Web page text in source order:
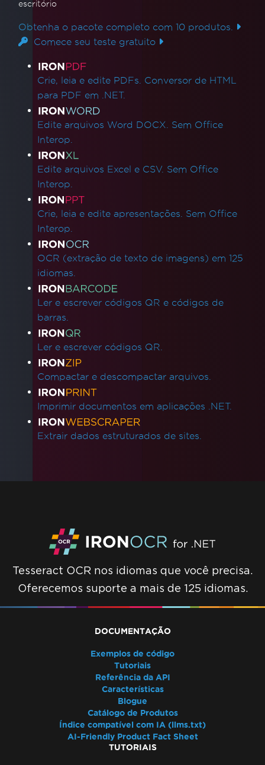
escritório
Obtenha o pacote completo com 10 produtos.
Comece seu teste gratuito
Links de produtos
Crie, leia e edite PDFs. Conversor de HTML
para PDF em .NET.
Edite arquivos Word DOCX. Sem Office
Interop.
Edite arquivos Excel e CSV. Sem Office
Interop.
Crie, leia e edite apresentações. Sem Office
Interop.
OCR (extração de texto de imagens) em 125
idiomas.
Ler e escrever códigos QR e códigos de
barras.
Ler e escrever códigos QR.
Compactar e descompactar arquivos.
Imprimir documentos em aplicações .NET.
Extrair dados estruturados de sites.
Tesseract OCR nos idiomas que você precisa.
Oferecemos suporte a mais de 125 idiomas.
DOCUMENTAÇÃO
Exemplos de código
Tutoriais
Referência da API
Características
Blogue
Catálogo de Produtos
Índice compatível com IA (llms.txt)
AI-Friendly Product Fact Sheet
TUTORIAIS